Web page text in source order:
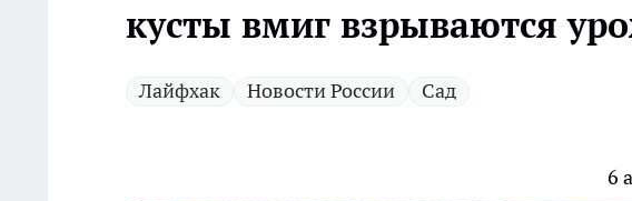
кусты вмиг взрываются
Лайфхак Новости России Сад
6